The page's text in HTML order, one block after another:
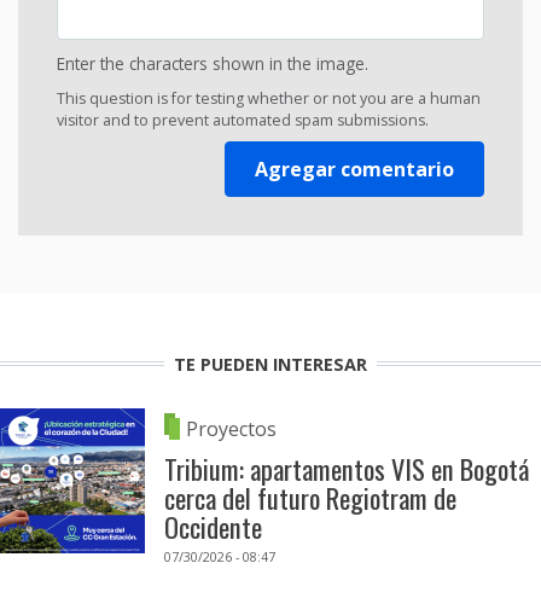
Enter the characters shown in the image.
This question is for testing whether or not you are a human
visitor and to prevent automated spam submissions.
TE PUEDEN INTERESAR
Proyectos
Tribium: apartamentos VIS en Bogotá
cerca del futuro Regiotram de
Occidente
07/30/2026 - 08:47